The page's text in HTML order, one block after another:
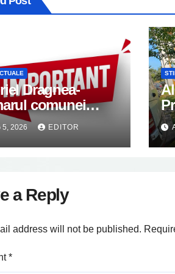
Dragnea-
comunei
Anunț
5, 2026 EDITOR
a Reply
address will not be published.
*